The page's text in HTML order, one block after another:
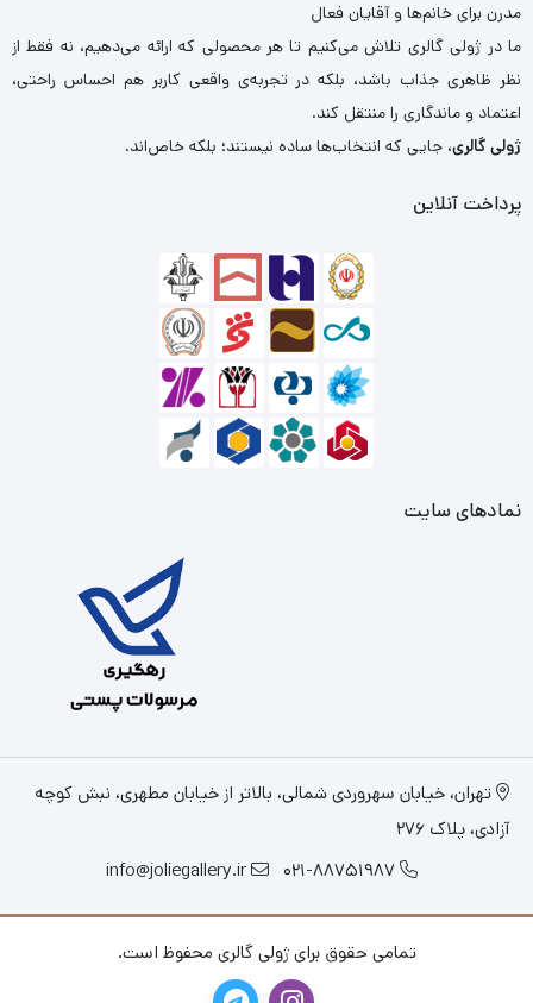
مدرن برای خانم‌ها و آقایان فعال
ما در ژولی گالری تلاش می‌کنیم تا هر محصولی که ارائه می‌دهیم، نه فقط از
نظر ظاهری جذاب باشد، بلکه در تجربه‌ی واقعی کاربر هم احساس راحتی،
اعتماد و ماندگاری را منتقل کند.
ژولی گالری، جایی که انتخاب‌ها ساده نیستند؛ بلکه خاص‌اند.
پرداخت آنلاین
نمادهای سایت
تهران، خیابان سهروردی شمالی، بالاتر از خیابان مطهری، نبش کوچه
آزادی، پلاک 276
021-88751987
info@joliegallery.ir
تمامی حقوق برای ژولی گالری محفوظ است.